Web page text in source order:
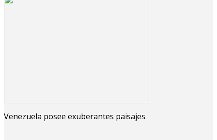
Venezuela posee exuberantes paisajes